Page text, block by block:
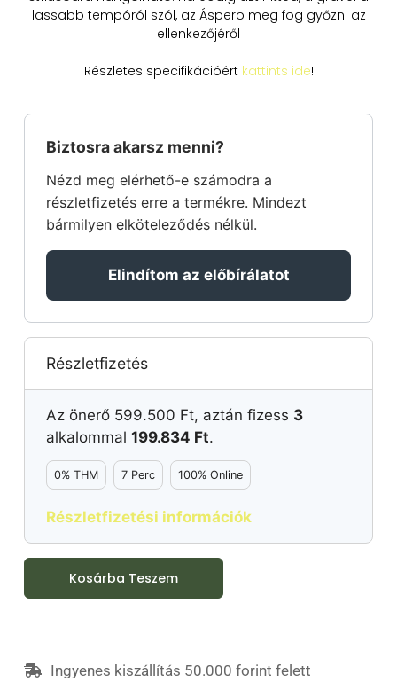
lassabb tempóról szól, az Áspero meg fog győzni az
ellenkezőjéről
Részletes specifikációért kattints ide!
Biztosra akarsz menni?
Nézd meg elérhető-e számodra a
részletfizetés erre a termékre. Mindezt
bármilyen elköteleződés nélkül.
Elindítom az előbírálatot
Részletfizetés
Az önerő 599.500 Ft, aztán fizess 3
alkalommal 199.834 Ft.
0% THM 7 Perc 100% Online
Részletfizetési információk
Kosárba Teszem
Ingyenes kiszállítás 50.000 forint felett